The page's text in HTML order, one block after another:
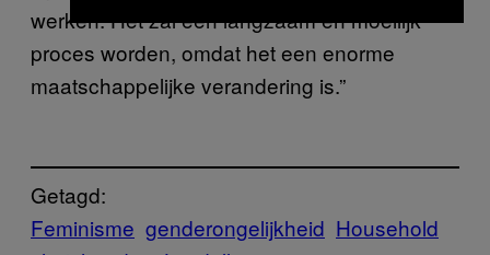
werken. Het zal een langzaam en moeilijk
proces worden, omdat het een enorme
maatschappelijke verandering is.”
Getagd:
Feminisme genderongelijkheid Household